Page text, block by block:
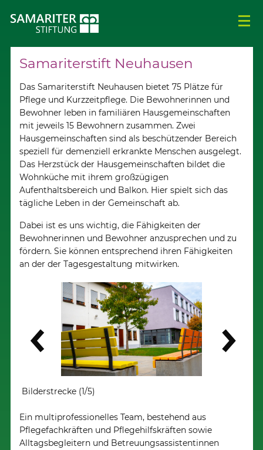
Samariterstift Neuhausen
Das Samariterstift Neuhausen bietet 75 Plätze für
Pflege und Kurzzeitpflege. Die Bewohnerinnen und
Bewohner leben in familiären Hausgemeinschaften
mit jeweils 15 Bewohnern zusammen. Zwei
Hausgemeinschaften sind als beschützender Bereich
speziell für demenziell erkrankte Menschen ausgelegt.
Das Herzstück der Hausgemeinschaften bildet die
Wohnküche mit ihrem großzügigen
Aufenthaltsbereich und Balkon. Hier spielt sich das
tägliche Leben in der Gemeinschaft ab.
Dabei ist es uns wichtig, die Fähigkeiten der
Bewohnerinnen und Bewohner anzusprechen und zu
fördern. Sie können entsprechend ihren Fähigkeiten
an der der Tagesgestaltung mitwirken.
Bilderstrecke (1/5)
Ein multiprofessionelles Team, bestehend aus
Pflegefachkräften und Pflegehilfskräften sowie
Alltagsbegleitern und Betreuungsassistentinnen